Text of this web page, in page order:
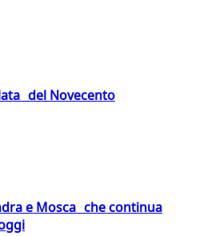
del Novecento
e Mosca che continua